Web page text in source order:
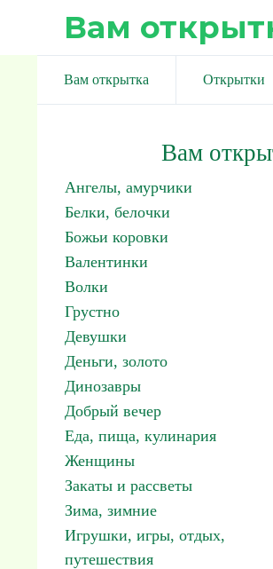
Вам
Вам открытка Открытки
Вам
Ангелы, амурчики
Белки, белочки
Божьи коровки
Валентинки
Волки
Грустно
Девушки
Деньги, золото
Динозавры
Добрый вечер
Еда, пища, кулинария
Женщины
Закаты и рассветы
Зима, зимние
Игрушки, игры, отдых,
путешествия